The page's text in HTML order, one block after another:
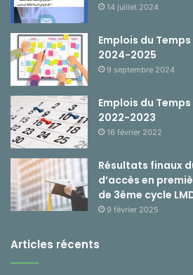
14 juillet 2024
Emplois du
2024-2025
9 septembre 2024
Emplois du
2022-2023
16 février 2022
Résultats finaux
d’accès en
de 3ème cycle
9 février 2025
Articles récents